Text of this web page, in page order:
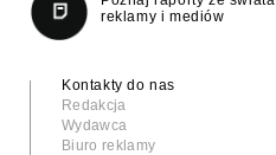
reklamy i mediów
Kontakty do nas
Redakcja
Wydawca
Biuro reklamy